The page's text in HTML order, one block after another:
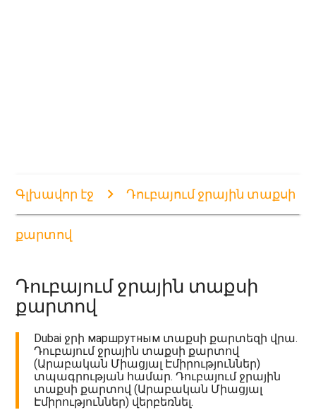
Գլխավոր էջ Դուբայում ջրային տաքսի
քարտով
Դուբայում ջրային տաքսի
քարտով
Dubai ջրի маршрутным տաքսի քարտեզի վրա.
Դուբայում ջրային տաքսի քարտով
(Արաբական Միացյալ Էմիրություններ)
տպագրության համար. Դուբայում ջրային
տաքսի քարտով (Արաբական Միացյալ
Էմիրություններ) վերբեռնել.